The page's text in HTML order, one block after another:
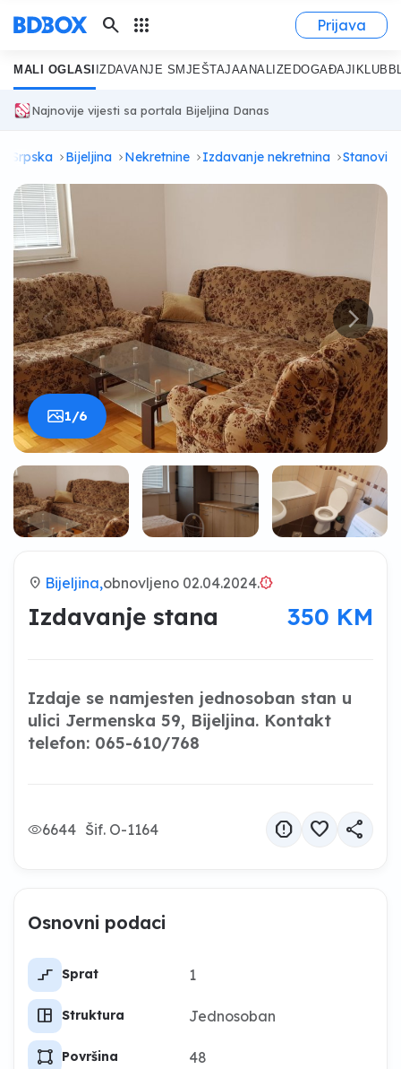
search apps Prijava
MALI OGLASI IZDAVANJE SMJEŠTAJAANALIZE DOGAĐAJI KLUB
Najnovije vijesti sa portala Bijeljina Danas
Srpska Bijeljina Nekretnine Izdavanje nekretnina Stanovi
1/6
location_on Bijeljina,obnovljeno 02.04.2024.brightness_alert
Izdavanje stana 350 KM
Izdaje se namjesten jednosoban stan u
ulici Jermenska 59, Bijeljina. Kontakt
telefon: 065-610/768
6644 Šif. O-1164 report favorite share
Osnovni podaci
stairs_2 Sprat 1
space_dashboard Struktura Jednosoban
activity_zone Površina 48